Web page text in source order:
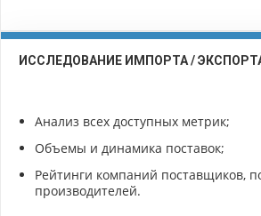
ИССЛЕДОВАНИЕ ИМПОРТА /
Анализ всех доступных метрик;
Объемы и динамика поставок;
Рейтинги компаний поставщиков,
производителей.